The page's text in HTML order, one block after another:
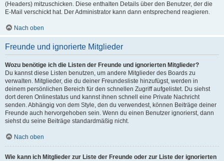
(Headers) mitzuschicken. Diese enthalten Details über den Benutzer, der die
E-Mail verschickt hat. Der Administrator kann dann entsprechend reagieren.
Nach oben
Freunde und ignorierte Mitglieder
Wozu benötige ich die Listen der Freunde und ignorierten Mitglieder?
Du kannst diese Listen benutzen, um andere Mitglieder des Boards zu
verwalten. Mitglieder, die du deiner Freundesliste hinzufügst, werden in
deinem persönlichen Bereich für den schnellen Zugriff aufgelistet. Du siehst
dort deren Onlinestatus und kannst ihnen schnell eine Private Nachricht
senden. Abhängig von dem Style, den du verwendest, können Beiträge deiner
Freunde auch hervorgehoben sein. Wenn du einen Benutzer ignorierst, dann
siehst du seine Beiträge standardmäßig nicht.
Nach oben
Wie kann ich Mitglieder zur Liste der Freunde oder zur Liste der ignorierten